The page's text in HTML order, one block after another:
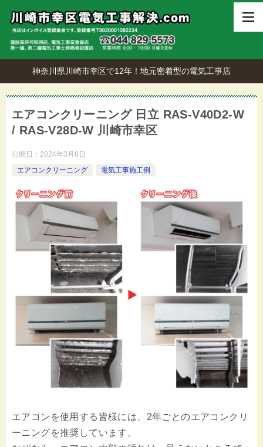
神奈川県川崎市幸区で12年！地元密着型の電気工事店
エアコンクリーニング 日立 RAS-V40D2‐W
/ RAS-V28D‐W 川崎市幸区
公開日： 2024年3月8日
エアコンクリーニング
電気工事施工例
エアコンを使用する皆様には、2年ごとのエアコンクリ
ーニングを推奨しています。